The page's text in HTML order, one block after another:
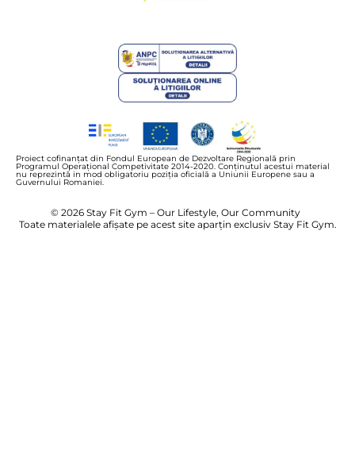
Proiect cofinanțat din Fondul European de Dezvoltare Regională prin
Programul Operațional Competivitate 2014-2020. Conținutul acestui material
nu reprezintă in mod obligatoriu poziția oficială a Uniunii Europene sau a
Guvernului Romaniei.
© 2026 Stay Fit Gym – Our Lifestyle, Our Community
Toate materialele afișate pe acest site aparțin exclusiv Stay Fit Gym.